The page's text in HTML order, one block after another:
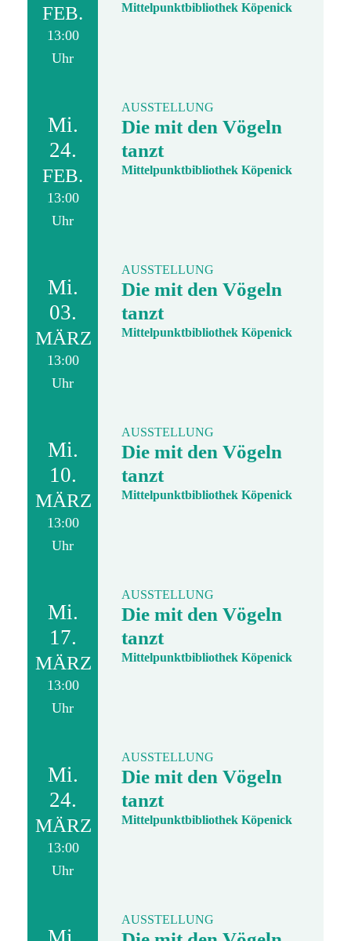
FEB.
13:00
Uhr
Mittelpunktbibliothek Köpenick
Mi.
24.
FEB.
13:00
Uhr
AUSSTELLUNG
Die mit den Vögeln
tanzt
Mittelpunktbibliothek Köpenick
Mi.
03.
MÄRZ
13:00
Uhr
AUSSTELLUNG
Die mit den Vögeln
tanzt
Mittelpunktbibliothek Köpenick
Mi.
10.
MÄRZ
13:00
Uhr
AUSSTELLUNG
Die mit den Vögeln
tanzt
Mittelpunktbibliothek Köpenick
Mi.
17.
MÄRZ
13:00
Uhr
AUSSTELLUNG
Die mit den Vögeln
tanzt
Mittelpunktbibliothek Köpenick
Mi.
24.
MÄRZ
13:00
Uhr
AUSSTELLUNG
Die mit den Vögeln
tanzt
Mittelpunktbibliothek Köpenick
AUSSTELLUNG